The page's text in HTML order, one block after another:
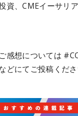
資、CMEイーサリ
感想については
どにてご投稿くださ